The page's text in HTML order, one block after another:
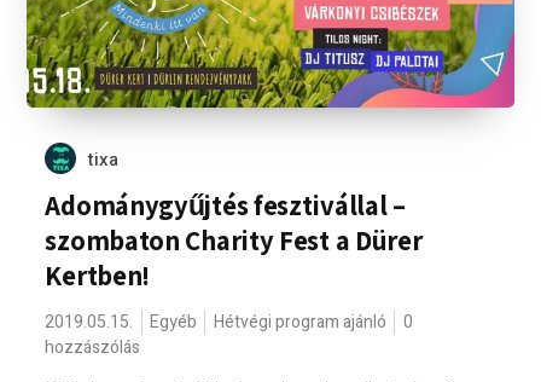
tixa
Adománygyűjtés fesztivállal –
szombaton Charity Fest a Dürer
Kertben!
2019.05.15. Egyéb Hétvégi program ajánló
0
hozzászólás